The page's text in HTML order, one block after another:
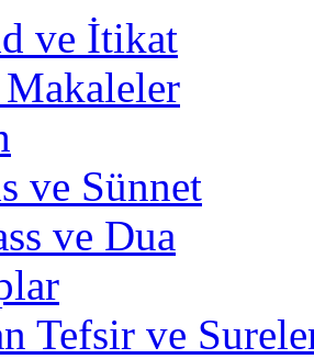
ve İtikat
ve Sünnet
ve Dua
Tefsir ve